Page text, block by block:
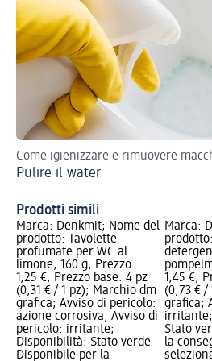
Come igienizzare e rimuovere
Pulire il water
Prodotti simili
Marca: Denkmit; Nome del
prodotto: Tavolette
profumate per WC al
limone, 160 g; Prezzo:
1,25 €; Prezzo base: 4 pz
(0,31 € / 1 pz); Marchio dm
grafica; Avviso di pericolo:
azione corrosiva, Avviso di
pericolo: irritante;
Disponibilità: Stato verde
Disponibile per la
Marca:
1,45 €;
(0,73 € /
grafica;
Stato
la